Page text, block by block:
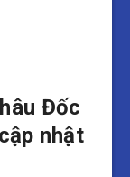
Đốc
nhật